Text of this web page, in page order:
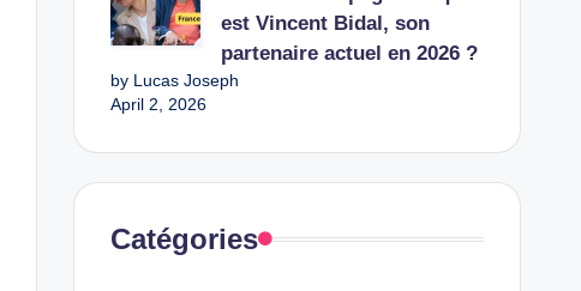
est Vincent Bidal, son
partenaire actuel en 2026 ?
by Lucas Joseph
April 2, 2026
Catégories